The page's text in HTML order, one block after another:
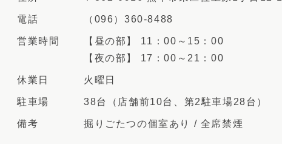
電話 （096）360-8488
営業時間
【昼の部】 11：00～15：00
【夜の部】 17：00～21：00
休業日 火曜日
駐車場 38台（店舗前10台、第2駐車場28台）
備考 掘りごたつの個室あり / 全席禁煙